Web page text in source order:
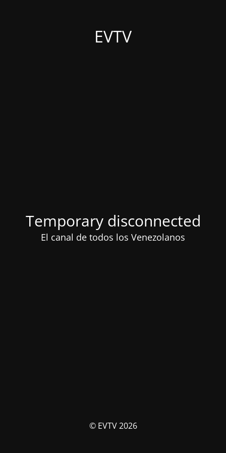
EVTV
Temporary disconnected
El canal de todos los Venezolanos
© EVTV 2026